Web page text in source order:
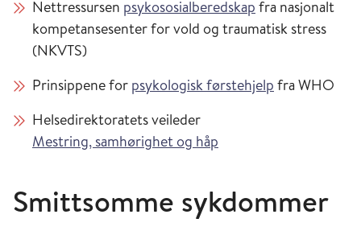
Nettressursen psykososialberedskap fra nasjonalt
kompetansesenter for vold og traumatisk stress
(NKVTS)
Prinsippene for psykologisk førstehjelp fra WHO
Helsedirektoratets veileder
Mestring, samhørighet og håp
Smittsomme sykdommer